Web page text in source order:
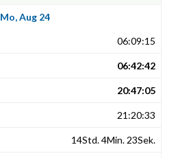
Mo, Aug 24
06:09:15
06:42:42
20:47:05
21:20:33
14Std. 4Min. 23Sek.